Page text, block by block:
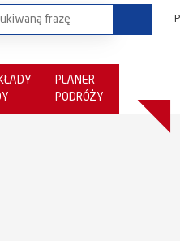
PLANER
PODRÓŻY